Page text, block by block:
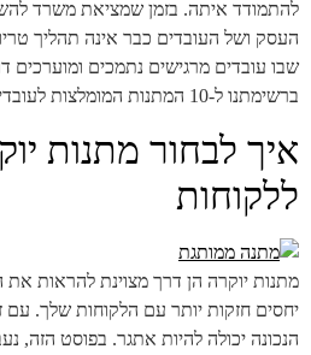
להתמודד איתה. בזמן שמציאת משרד
העסק ושל העובדים כבר אינה תהליך
שבו עובדים מרגישים נתמכים ומוערכים
ברשימתנו ל-10 המתנות המומלצות לעובדים, אנו […]
איך לבחור מתנות
ללקוחות
מתנות יוקרה הן דרך מצוינת להראות את
יחסים חזקות יותר עם הלקוחות שלך. עם
הנכונה יכולה להיות אתגר. בפוסט הזה,